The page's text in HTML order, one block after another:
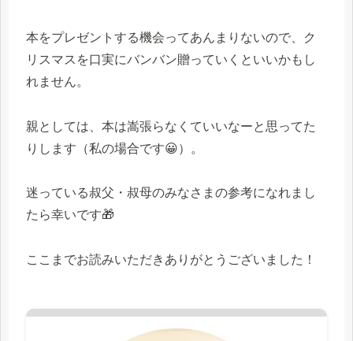
本をプレゼントする機会ってあんまりないので、ク
リスマスを口実にバンバン贈っていくといいかもし
れません。
親としては、本は嵩張らなくていいなーと思ってた
りします（私の場合です😀）。
迷っている叔父・叔母のみなさまの参考になれまし
たら幸いです🎁
ここまでお読みいただきありがとうございました！